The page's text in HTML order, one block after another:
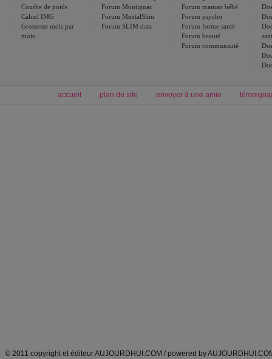
Courbe de poids
Calcul IMG
Grossesse mois par
mois
Forum Montignac
Forum MentalSlim
Forum SLIM data
Forum maman bébé
Forum psycho
Forum forme santé
Forum beauté
Forum communauté
accueil plan du site envoyer à une amie
© 2011 copyright et éditeur AUJOURDHUI.COM / powered by